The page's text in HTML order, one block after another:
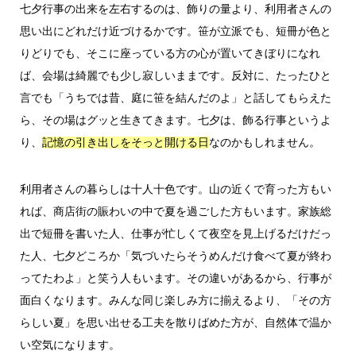
七夕行事の出来を左右するのは、飾りの量より、利用者さんの
思い出にどれだけ近づけるかです。笹が立派でも、短冊が色と
りどりでも、そこに座っている方の心が置いてきぼりになれ
ば、会場は綺麗でも少し寂しいままです。反対に、たったひと
言でも「うちでは昔、庭に笹を結んだのよ」と話してもらえた
ら、その場はグッと生きてきます。七夕は、飾る行事というよ
り、 記憶の引き出しをそっと開ける日 なのかもしれません。
利用者さんの暮らしは十人十色です。山の近くで育った方もい
れば、商店街の賑わいの中で夏を過ごした方もいます。家族総
出で短冊を書いた人、仕事が忙しくて夜空を見上げるだけだっ
た人、七夕どころか「気づいたらそうめんだけ食べて夏が終わ
ってたわよ」と笑う人もいます。その違いがあるから、行事が
面白くなります。みんな同じ楽しみ方に揃えるより、「その方
らしい夏」を思い出せる工夫を散りばめた方が、自然体で温か
い空気になります。